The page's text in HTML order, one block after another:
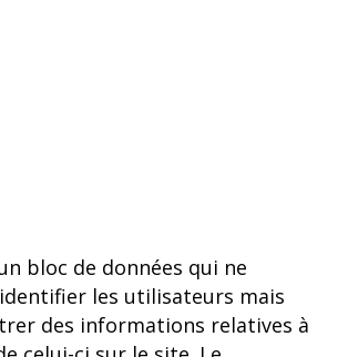
bloc de données qui ne
les utilisateurs mais
des informations relatives à